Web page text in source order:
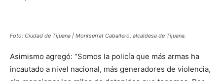
Foto: Ciudad de Tijuana | Montserrat Caballero, alcaldesa de Tijuana.
Asimismo agregó: “Somos la policía que más armas ha
incautado a nivel nacional, más generadores de violencia,